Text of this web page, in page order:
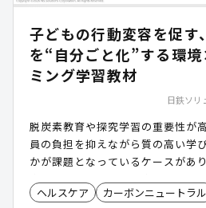
子どもの行動変容を促す
を“自分ごと化”する環
ミング学習教材
日鉄ソリ
脱炭素教育や探究学習の重要性が
員の負担を抑えながら質の高い学
かが課題となっているケースがあ
育×プログラミング教育企画」は
グラミング学習を組み合わせ、既
ヘルスケア カーボンニュートラル